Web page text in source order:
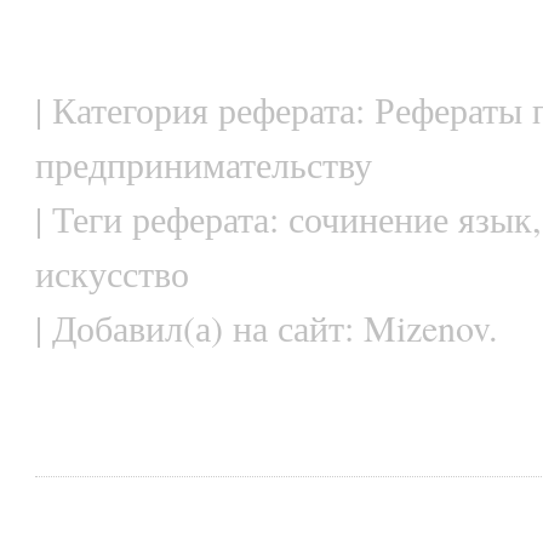
| Категория реферата: Рефераты
предпринимательству
| Теги реферата: сочинение
искусство
| Добавил(а) на сайт: Mizenov.